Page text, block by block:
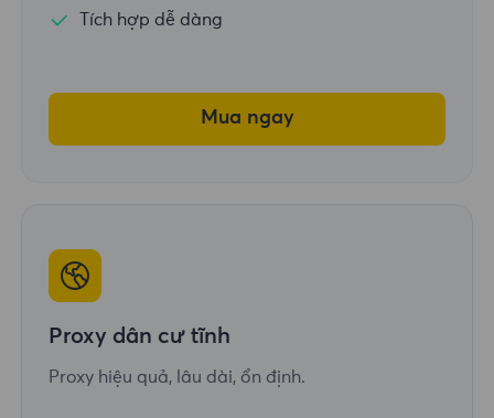
Tích hợp dễ dàng
Mua ngay
Proxy dân cư tĩnh
Proxy hiệu quả, lâu dài, ổn định.